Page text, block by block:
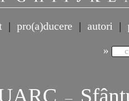
| pro(a)ducere | autori |
»